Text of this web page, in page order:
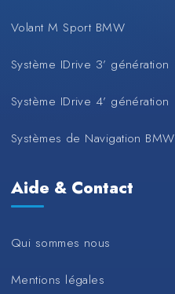
Volant M Sport BMW
Système IDrive 3’ génération
Système IDrive 4’ génération
Systèmes de Navigation BMW
Aide & Contact
Qui sommes nous
Mentions légales